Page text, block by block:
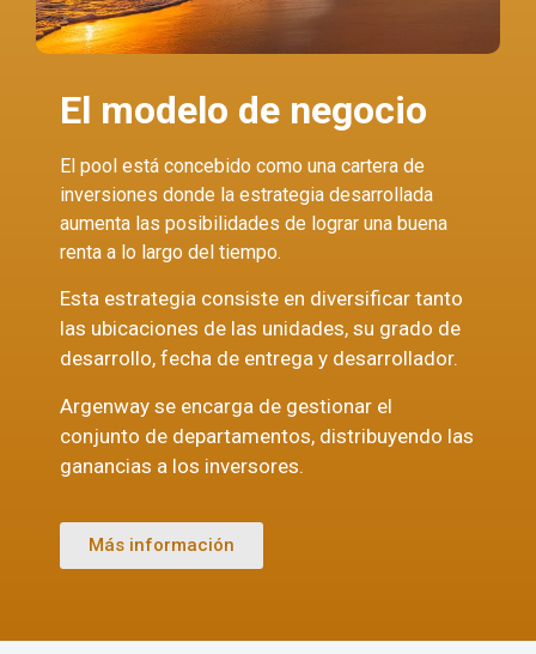
El modelo de negocio
El pool está concebido como una cartera de
inversiones donde la estrategia desarrollada
aumenta las posibilidades de lograr una buena
renta a lo largo del tiempo.
Esta estrategia consiste en diversificar tanto
las ubicaciones de las unidades, su grado de
desarrollo, fecha de entrega y desarrollador.
Argenway se encarga de gestionar el
conjunto de departamentos, distribuyendo las
ganancias a los inversores.
Más información